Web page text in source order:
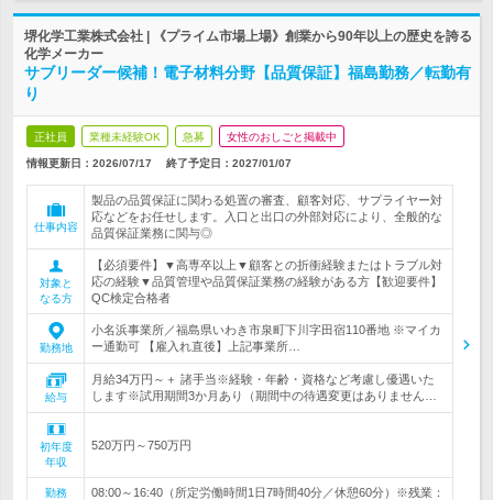
堺化学工業株式会社 | 《プライム市場上場》創業から90年以上の歴史を誇る
化学メーカー
サブリーダー候補！電子材料分野【品質保証】福島勤務／転勤有
り
正社員 業種未経験OK 急募 女性のおしごと掲載中
情報更新日：2026/07/17 終了予定日： 2027/01/07
仕事内容
製品の品質保証に関わる処置の審査、顧客対応、サプライヤー対
応などをお任せします。入口と出口の外部対応により、全般的な
品質保証業務に関与◎
対象と
なる方
【必須要件】▼高専卒以上▼顧客との折衝経験またはトラブル対
応の経験▼品質管理や品質保証業務の経験がある方【歓迎要件】
QC検定合格者
勤務地
小名浜事業所／福島県いわき市泉町下川字田宿110番地 ※マイカ
ー通勤可 【雇入れ直後】上記事業所…
給与
月給34万円～＋ 諸手当※経験・年齢・資格など考慮し優遇いた
します※試用期間3か月あり（期間中の待遇変更はありません…
初年度
年収
520万円～750万円
勤務
08:00～16:40（所定労働時間1日7時間40分／休憩60分）※残業：